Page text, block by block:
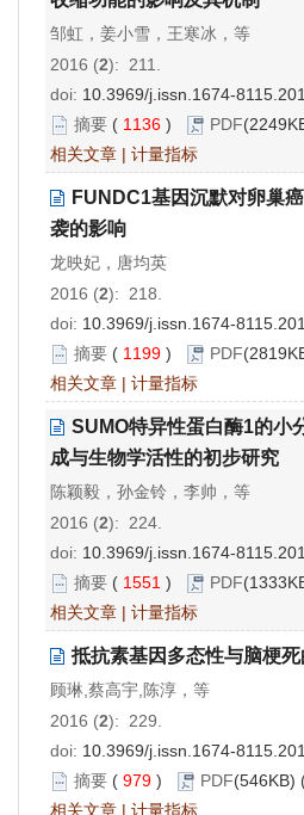
邹虹，姜小雪，王寒冰，等
2016 (2): 211.
doi: 10.3969/j.issn.1674-
摘要 ( 1136 ) PDF
相关文章 | 计量指标
FUNDC1基因沉默对卵巢
袭的影响
龙映妃，唐均英
2016 (2): 218.
doi: 10.3969/j.issn.1674-
摘要 ( 1199 ) PDF
相关文章 | 计量指标
SUMO特异性蛋白酶1的小
成与生物学活性的初步研究
陈颖毅，孙金铃，李帅，等
2016 (2): 224.
doi: 10.3969/j.issn.1674-
摘要 ( 1551 ) PDF
相关文章 | 计量指标
抵抗素基因多态性与脑梗
顾琳,蔡高宇,陈淳，等
2016 (2): 229.
doi: 10.3969/j.issn.1674-
摘要 ( 979 ) PDF(546KB)
相关文章 | 计量指标